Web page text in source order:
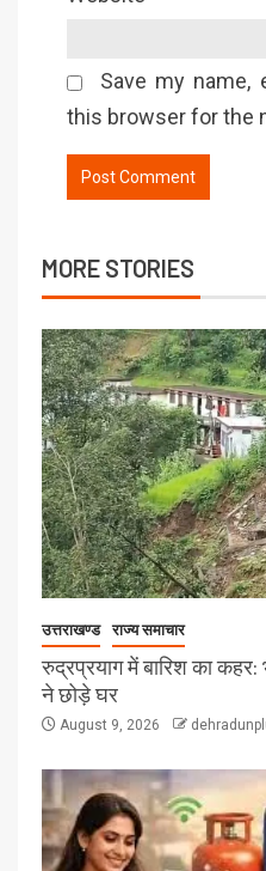
Save my name,
this browser for the
MORE STORIES
उत्तराखण्ड राज्य समाचार
रुद्रप्रयाग में बारिश का
ने छोड़े घर
August 9, 2026